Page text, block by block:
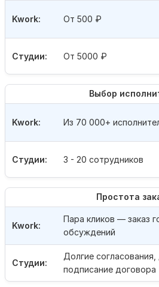
Студии: От 5000 ₽
Kwork: От 500 ₽
Выбор
Студии: 3 - 20 сотрудников
Kwork: Из 70 000+
Простота
Студии:
Долгие согласования,
подписание договора
Kwork:
Пара кликов — заказ
обсуждений